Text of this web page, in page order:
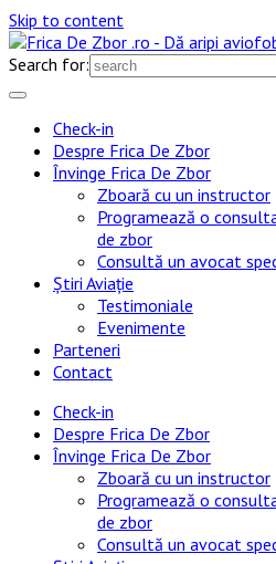
Skip to content
Search for:
Check-in
Despre Frica De Zbor
Învinge Frica De Zbor
Zboară cu un instructor
Programează o
de zbor
Consultă un avocat
Știri Aviație
Testimoniale
Evenimente
Parteneri
Contact
Check-in
Despre Frica De Zbor
Învinge Frica De Zbor
Zboară cu un instructor
Programează o
de zbor
Consultă un avocat